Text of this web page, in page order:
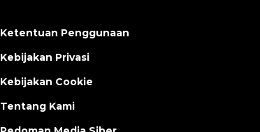
Ketentuan Penggunaan
Kebijakan Privasi
Kebijakan Cookie
Tentang Kami